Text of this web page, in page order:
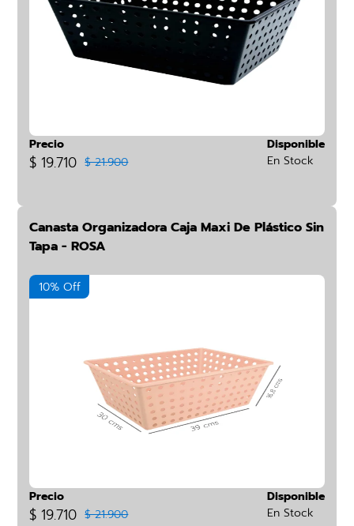
Precio
$ 19.710 $ 21.900
Disponible
En Stock
Canasta Organizadora Caja Maxi De Plástico Sin
Tapa - ROSA
10% Off
Precio
$ 19.710 $ 21.900
Disponible
En Stock